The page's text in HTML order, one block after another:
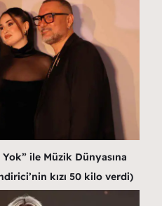
ile Müzik Dünyasına
kızı 50 kilo verdi)